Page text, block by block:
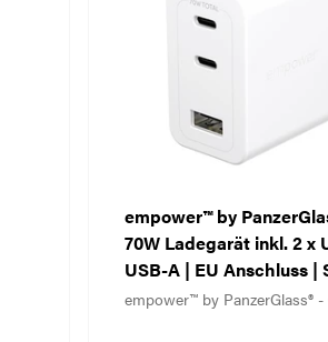
empower™ by
70W Ladegarät inkl. 2 x
USB-A | EU Anschluss |
Weiß
empower™ by PanzerGlass®